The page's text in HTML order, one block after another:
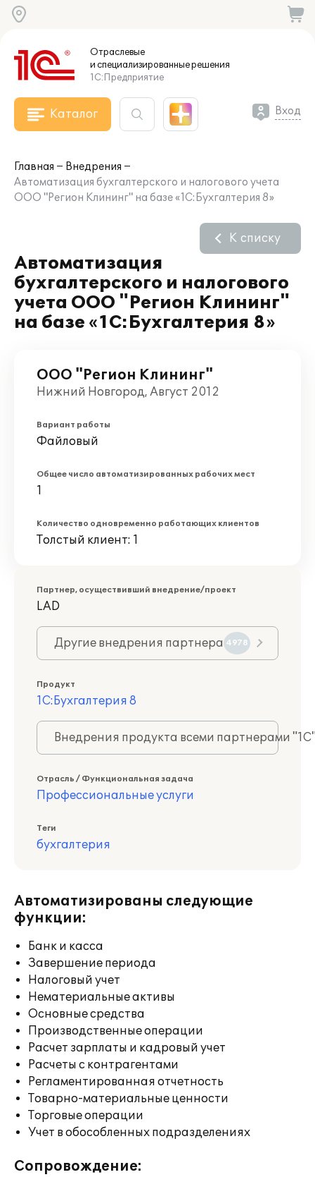
Отраслевые
и специализированныерешения
1С:Предприятие
Каталог Вход
Главная
Внедрения
Автоматизация бухгалтерского и налогового учета
ООО "Регион Клининг" на базе «1С:Бухгалтерия 8»
Автоматизация
бухгалтерского и налогового
учета ООО "Регион Клининг"
на базе «1С:Бухгалтерия 8»
К списку
ООО "Регион Клининг"
Нижний Новгород, Август 2012
Вариант работы
Файловый
Общее число автоматизированных рабочих мест
1
Количество одновременно работающих клиентов
Толстый клиент: 1
Партнер, осуществивший внедрение/проект
LAD
Другие внедрения партнера 4978
Продукт
1С:Бухгалтерия 8
Внедрения продукта всеми партнерами
Отрасль / Функциональная задача
Профессиональные услуги
Теги
бухгалтерия
Автоматизированы следующие
функции:
Банк и касса
Завершение периода
Налоговый учет
Нематериальные активы
Основные средства
Производственные операции
Расчет зарплаты и кадровый учет
Расчеты с контрагентами
Регламентированная отчетность
Товарно-материальные ценности
Торговые операции
Учет в обособленных подразделениях
Сопровождение: